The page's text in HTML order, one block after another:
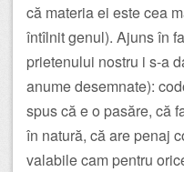
că materia ei este cea
întîlnit genul). Ajuns în
prietenului nostru i s-a
anume desemnate):
spus că e o pasăre, că
în natură, că are penaj
valabile cam pentru